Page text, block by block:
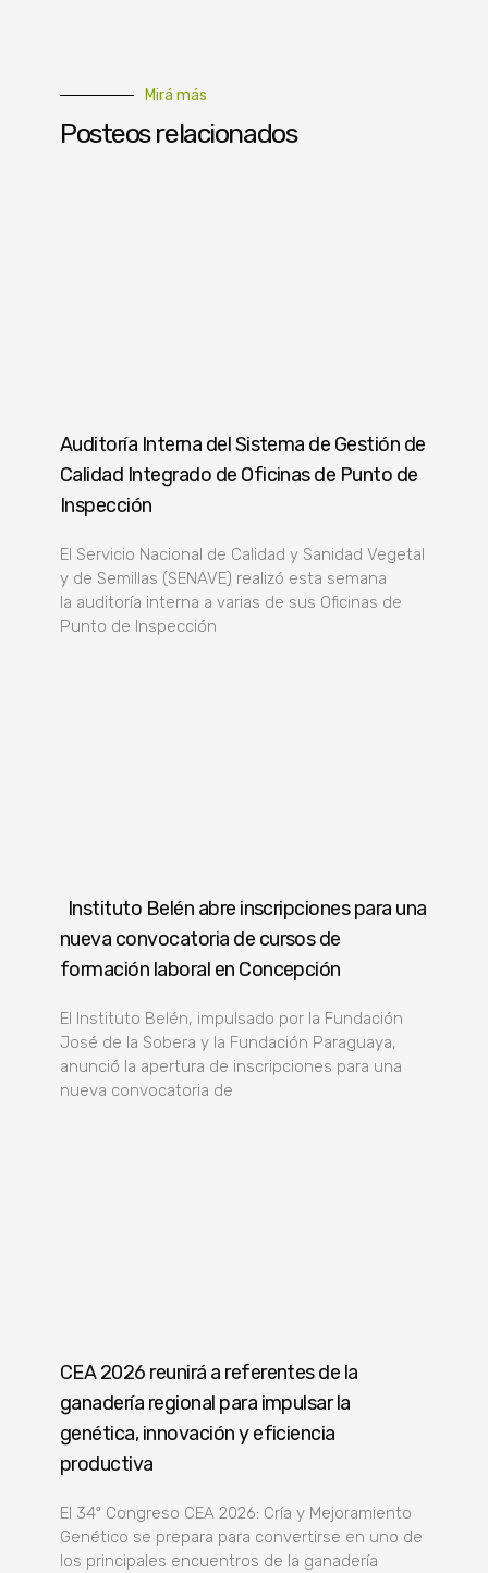
Mirá más
Posteos relacionados
Auditoría Interna del Sistema de Gestión de
Calidad Integrado de Oficinas de Punto de
Inspección
El Servicio Nacional de Calidad y Sanidad Vegetal
y de Semillas (SENAVE) realizó esta semana
la auditoría interna a varias de sus Oficinas de
Punto de Inspección
Instituto Belén abre inscripciones para una
nueva convocatoria de cursos de
formación laboral en Concepción
El Instituto Belén, impulsado por la Fundación
José de la Sobera y la Fundación Paraguaya,
anunció la apertura de inscripciones para una
nueva convocatoria de
CEA 2026 reunirá a referentes de la
ganadería regional para impulsar la
genética, innovación y eficiencia
productiva
El 34º Congreso CEA 2026: Cría y Mejoramiento
Genético se prepara para convertirse en uno de
los principales encuentros de la ganadería